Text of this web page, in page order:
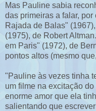
Mas Pauline sabia
das primeiras a falar,
Rajada de Balas"
(1975), de Robert
em Paris" (1972), de
pontos altos (mesmo
"Pauline às vezes tinha
um filme na excitação
enorme amor que ela
salientando que